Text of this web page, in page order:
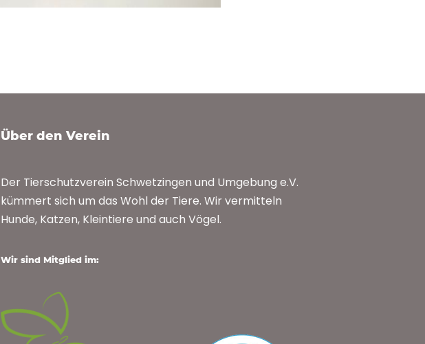
Über den Verein
Der Tierschutzverein Schwetzingen und Umgebung e.V.
kümmert sich um das Wohl der Tiere. Wir vermitteln
Hunde, Katzen, Kleintiere und auch Vögel.
Wir sind Mitglied im: